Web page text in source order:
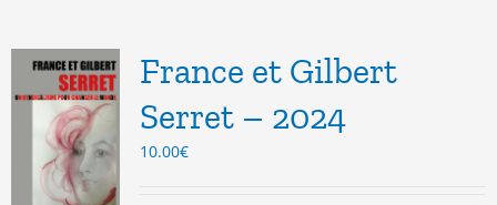
France et Gilbert
Serret – 2024
10.00€